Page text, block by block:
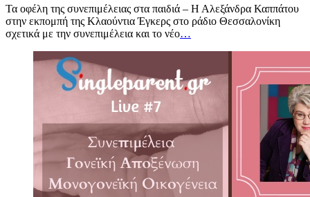
Τα οφέλη της συνεπιμέλειας στα παιδιά – Η Αλεξάνδρα Καππάτου
στην εκπομπή της Κλαούντια Έγκερς στο ράδιο Θεσσαλονίκη
σχετικά με την συνεπιμέλεια και το νέο…